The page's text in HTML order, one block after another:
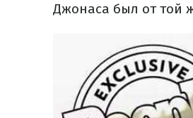
Джонаса был от той